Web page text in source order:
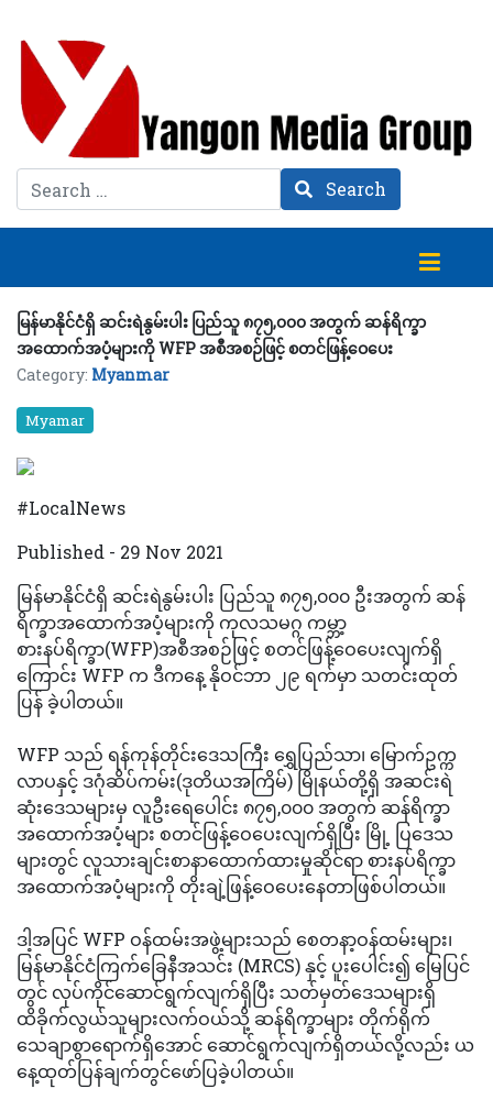
Search Search
မြန်မာနိုင်ငံရှိ ဆင်းရဲနွမ်းပါး ပြည်သူ ၈၇၅,၀၀၀ အတွက် ဆန်ရိက္ခာ
အထောက်အပံ့များကို WFP အစီအစဉ်ဖြင့် စတင်ဖြန့်ဝေပေး
Category: Myanmar
Myamar
#LocalNews
Published - 29 Nov 2021
မြန်မာနိုင်ငံရှိ ဆင်းရဲနွမ်းပါး ပြည်သူ ၈၇၅,၀၀၀ ဦးအတွက် ဆန်
ရိက္ခာအထောက်အပံ့များကို ကုလသမဂ္ဂ ကမ္ဘာ့
စားနပ်ရိက္ခာ(WFP)အစီအစဉ်ဖြင့် စတင်ဖြန့်ဝေပေးလျက်ရှိ
ကြောင်း WFP က ဒီကနေ့ နိုဝင်ဘာ ၂၉ ရက်မှာ သတင်းထုတ်
ပြန် ခဲ့ပါတယ်။
WFP သည် ရန်ကုန်တိုင်းဒေသကြီး ရွှေပြည်သာ၊ မြောက်ဥက္က
လာပနှင့် ဒဂုံဆိပ်ကမ်း(ဒုတိယအကြိမ်) မြိုနယ်တို့ရှိ အဆင်းရဲ
ဆုံးဒေသများမှ လူဦးရေပေါင်း ၈၇၅,၀၀၀ အတွက် ဆန်ရိက္ခာ
အထောက်အပံ့များ စတင်ဖြန့်ဝေပေးလျက်ရှိပြီး မြို့ ပြဒေသ
များတွင် လူသားချင်းစာနာထောက်ထားမှုဆိုင်ရာ စားနပ်ရိက္ခာ
အထောက်အပံ့များကို တိုးချဲ့ဖြန့်ဝေပေးနေတာဖြစ်ပါတယ်။
ဒါ့အပြင် WFP ဝန်ထမ်းအဖွဲ့များသည် စေတနာ့ဝန်ထမ်းများ၊
မြန်မာနိုင်ငံကြက်ခြေနီအသင်း (MRCS) နှင့် ပူးပေါင်း၍ မြေပြင်
တွင် လုပ်ကိုင်ဆောင်ရွက်လျက်ရှိပြီး သတ်မှတ်ဒေသများရှိ
ထိခိုက်လွယ်သူများလက်ဝယ်သို့ ဆန်ရိက္ခာများ တိုက်ရိုက်
သေချာစွာရောက်ရှိအောင် ဆောင်ရွက်လျက်ရှိတယ်လို့လည်း ယ
နေ့ထုတ်ပြန်ချက်တွင်ဖော်ပြခဲ့ပါတယ်။